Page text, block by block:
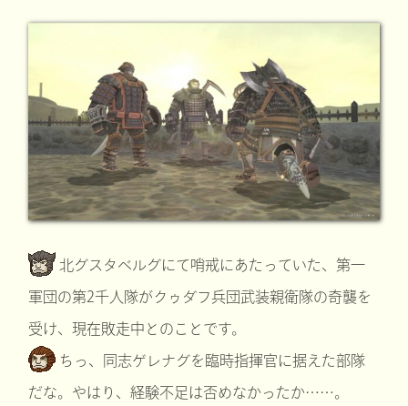
北グスタベルグにて哨戒にあたっていた、第一
軍団の第2千人隊がクゥダフ兵団武装親衛隊の奇襲を
受け、現在敗走中とのことです。
ちっ、同志ゲレナグを臨時指揮官に据えた部隊
だな。やはり、経験不足は否めなかったか……。